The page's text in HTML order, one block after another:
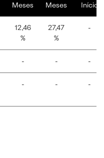
Meses
Meses
Início
12,46
%
27,47
%
-
- - -
- - -